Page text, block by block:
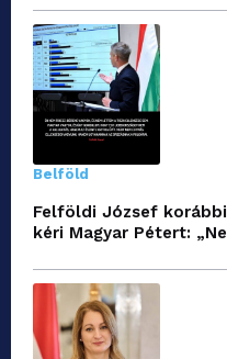
Belföld
Felföldi József
kéri Magyar Pétert: